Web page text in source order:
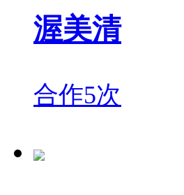
渥美清
合作5次